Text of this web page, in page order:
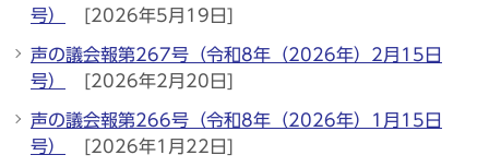
号）
[2026年5月19日]
声の議会報第267号（令和8年（2026年）2月15日
号）
[2026年2月20日]
声の議会報第266号（令和8年（2026年）1月15日
号）
[2026年1月22日]